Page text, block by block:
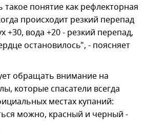
такое понятие как рефлекторная
происходит резкий перепад
+30, вода +20 - резкий перепад,
остановилось", - поясняет
обращать внимание на
которые спасатели всегда
местах купаний:
можно, красный и черный -